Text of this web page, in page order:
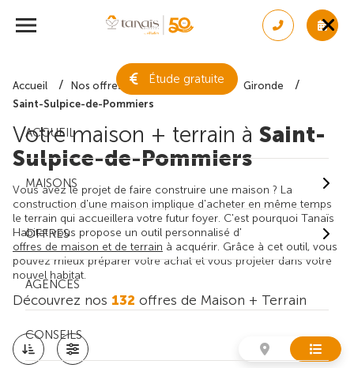
Étude gratuite
ACCUEIL
MAISONS
OFFRES
AGENCES
CONSEILS
Accueil Nos offres de maison + terrain
Gironde
Saint-Sulpice-de-Pommiers
Votre maison + terrain à Saint-
Sulpice-de-Pommiers
Vous avez le projet de faire construire une maison ? La
construction d'une maison implique d'acheter en même temps
le terrain qui accueillera votre futur foyer. C'est pourquoi Tanaïs
Habitat vous propose un outil personnalisé d'
offres de maison et de terrain à acquérir. Grâce à cet outil, vous
pouvez mieux préparer votre achat et vous projeter dans votre
nouvel habitat.
Découvrez nos 132 offres de Maison + Terrain